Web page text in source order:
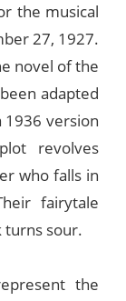
the musical
27, 1927.
novel of the
adapted
1936 version
revolves
who falls in
fairytale
turns sour.
the